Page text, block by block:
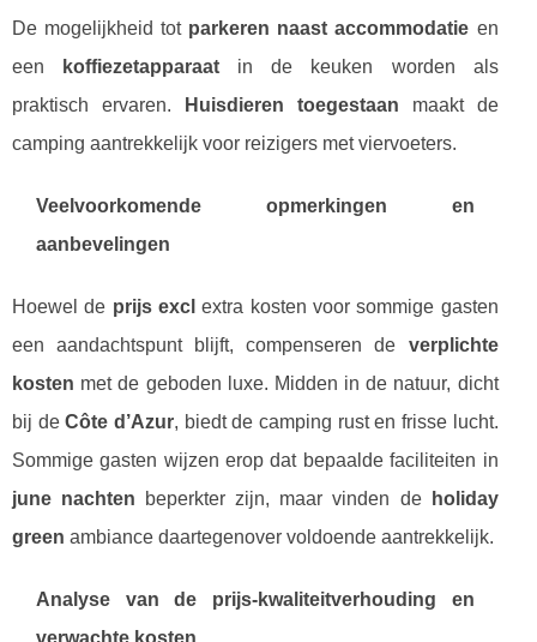
De mogelijkheid tot parkeren naast accommodatie en
een
koffiezetapparaat in de keuken worden als
praktisch ervaren.
Huisdieren toegestaan maakt de
camping aantrekkelijk voor reizigers met viervoeters.
Veelvoorkomende opmerkingen en
aanbevelingen
Hoewel de prijs excl extra kosten voor sommige gasten
een aandachtspunt blijft, compenseren de verplichte
kosten met de geboden luxe. Midden in de natuur, dicht
bij deCôte d’Azur, biedt de camping rust en frisse lucht.
Sommige gasten wijzen erop dat bepaalde faciliteiten in
june nachten beperkter zijn, maar vinden de
holiday
green ambiance daartegenover voldoende aantrekkelijk.
Analyse van de prijs-kwaliteitverhouding en
verwachte kosten